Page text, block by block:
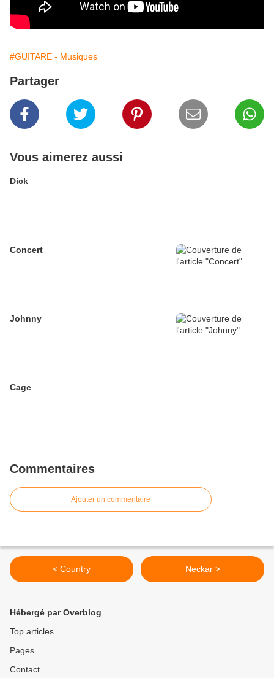
#GUITARE - Musiques
Partager
Vous aimerez aussi
Dick
Concert
Johnny
Cage
Commentaires
Ajouter un commentaire
< Country Neckar >
Hébergé par Overblog
Top articles
Pages
Contact